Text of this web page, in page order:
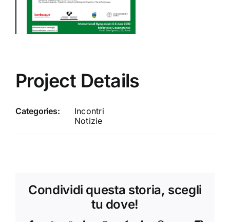
Project Details
Categories:
Incontri
Notizie
Condividi questa storia, scegli
tu dove!